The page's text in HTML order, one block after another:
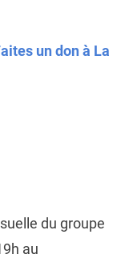
un don à La
du groupe
au